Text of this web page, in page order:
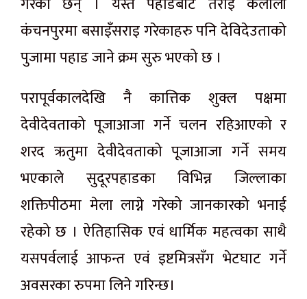
कंचनपुरमा बसाइँसराइ गरेकाहरु पनि देविदेउताको
पुजामा पहाड जाने क्रम सुरु भएको छ ।
परापूर्वकालदेखि नै कात्तिक शुक्ल पक्षमा
देवीदेवताको पूजाआजा गर्ने चलन रहिआएको र
शरद ऋतुमा देवीदेवताको पूजाआजा गर्ने समय
भएकाले सुदूरपहाडका विभिन्न जिल्लाका
शक्तिपीठमा मेला लाग्ने गरेको जानकारको भनाई
रहेको छ । ऐतिहासिक एवं धार्मिक महत्वका साथै
यसपर्वलाई आफन्त एवं इष्टमित्रसँग भेटघाट गर्ने
अवसरका रुपमा लिने गरिन्छ।